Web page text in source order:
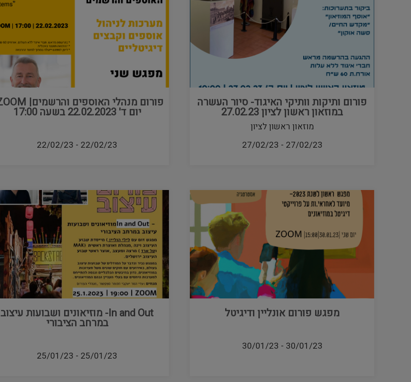
פורום ותיקות וותיקי האיגוד- סיור העשרה
במוזאון ראשון לציון 27.02.23
מוזאון ראשון לציון
27/02/23
-
27/02/23
יום ד' 22.02.2023 בשעה 17:00
22/02/23
-
22/02/23
מפגש פורום אונליין ודיגיטל
30/01/23
-
30/01/23
In and Out- מוזיאונים ושבועות עיצוב
במרחב הציבורי
25/01/23
-
25/01/23